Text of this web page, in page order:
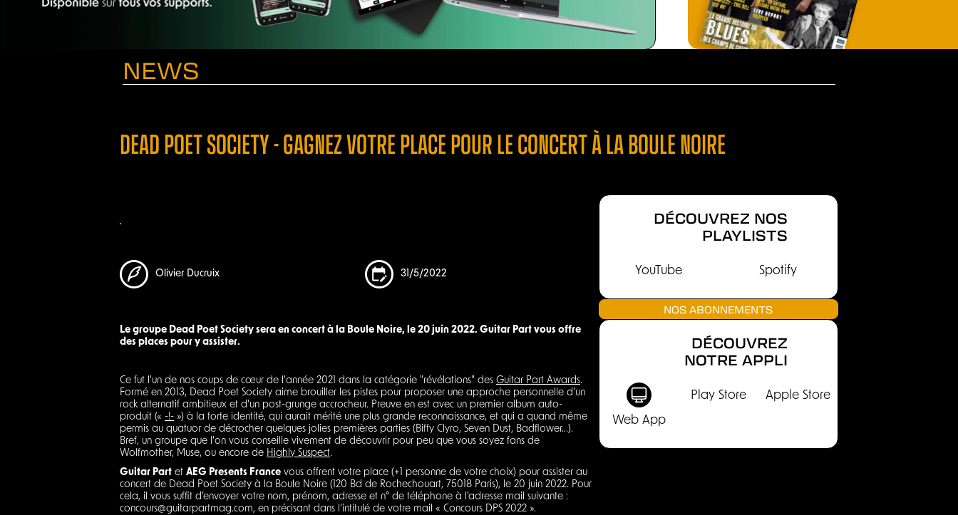
NEWS
DEAD POET SOCIETY - GAGNEZ VOTRE PLACE POUR LE CONCERT À LA BOULE NOIRE
Olivier Ducruix 31/5/2022
Le groupe Dead Poet Society sera en concert à la Boule Noire, le 20 juin 2022. Guitar Part vous offre
des places pour y assister.
Ce fut l'un de nos coups de cœur de l'année 2021 dans la catégorie "révélations" des Guitar Part Awards.
Formé en 2013, Dead Poet Society aime brouiller les pistes pour proposer une approche personnelle d'un
rock alternatif ambitieux et d'un post-grunge accrocheur. Preuve en est avec un premier album auto-
produit (« -!- ») à la forte identité, qui aurait mérité une plus grande reconnaissance, et qui a quand même
permis au quatuor de décrocher quelques jolies premières parties (Biffy Clyro, Seven Dust, Badflower...).
Bref, un groupe que l'on vous conseille vivement de découvrir pour peu que vous soyez fans de
Wolfmother, Muse, ou encore de Highly Suspect.
Guitar Part et AEG Presents France vous offrent votre place (+1 personne de votre choix) pour assister au
concert de Dead Poet Society à la Boule Noire (120 Bd de Rochechouart, 75018 Paris), le 20 juin 2022. Pour
cela, il vous suffit d’envoyer votre nom, prénom, adresse et n° de téléphone à l’adresse mail suivante :
concours@guitarpartmag.com, en précisant dans l’intitulé de votre mail « Concours DPS 2022 ».
DÉCOUVREZ NOS
PLAYLISTS
YouTube Spotify
NOS ABONNEMENTS
DÉCOUVREZ
NOTRE APPLI
Web App
Play Store Apple Store